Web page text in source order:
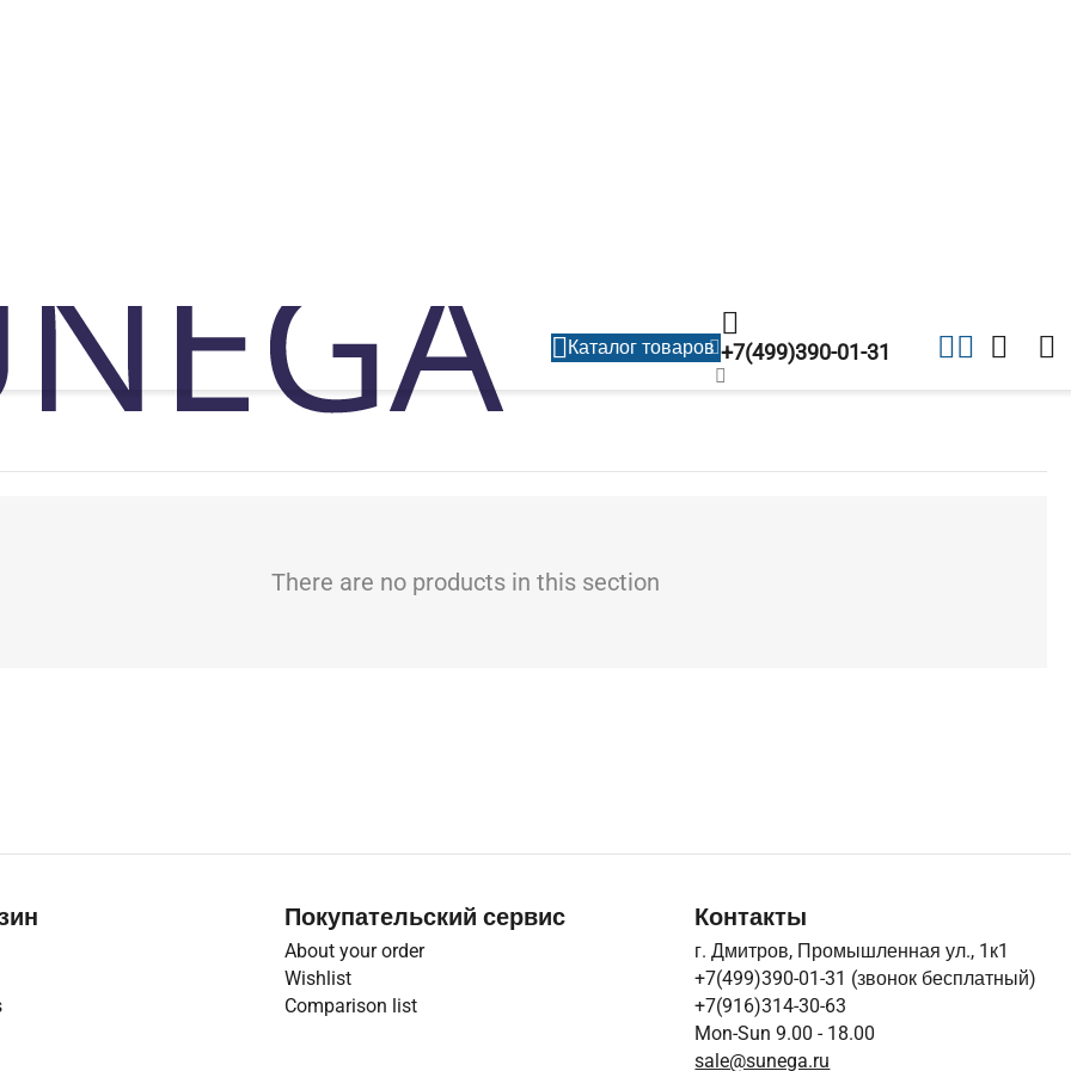
Каталог товаров +7(499)390-01-31
There are no products in this section
Покупательский сервис
About your order
Wishlist
Comparison list
Контакты
г. Дмитров, Промышленная ул., 1к1
+7(499)390-01-31 (звонок бесплатный)
+7(916)314-30-63
Mon-Sun 9.00 - 18.00
sale@sunega.ru